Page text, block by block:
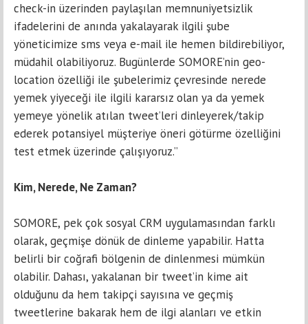
check-in üzerinden paylaşılan memnuniyetsizlik
ifadelerini de anında yakalayarak ilgili şube
yöneticimize sms veya e-mail ile hemen bildirebiliyor,
müdahil olabiliyoruz. Bugünlerde SOMORE’nin geo-
location özelliği ile şubelerimiz çevresinde nerede
yemek yiyeceği ile ilgili kararsız olan ya da yemek
yemeye yönelik atılan tweet’leri dinleyerek/takip
ederek potansiyel müşteriye öneri götürme özelliğini
test etmek üzerinde çalışıyoruz.”
Kim, Nerede, Ne Zaman?
SOMORE, pek çok sosyal CRM uygulamasından farklı
olarak, geçmişe dönük de dinleme yapabilir. Hatta
belirli bir coğrafi bölgenin de dinlenmesi mümkün
olabilir. Dahası, yakalanan bir tweet’in kime ait
olduğunu da hem takipçi sayısına ve geçmiş
tweetlerine bakarak hem de ilgi alanları ve etkin